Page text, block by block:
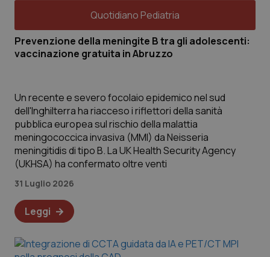
Quotidiano Pediatria
Prevenzione della meningite B tra gli adolescenti:
vaccinazione gratuita in Abruzzo
Un recente e severo focolaio epidemico nel sud
dell'Inghilterra ha riacceso i riflettori della sanità
pubblica europea sul rischio della malattia
meningococcica invasiva (MMI) da Neisseria
meningitidis di tipo B. La UK Health Security Agency
(UKHSA) ha confermato oltre venti
31 Luglio 2026
Leggi